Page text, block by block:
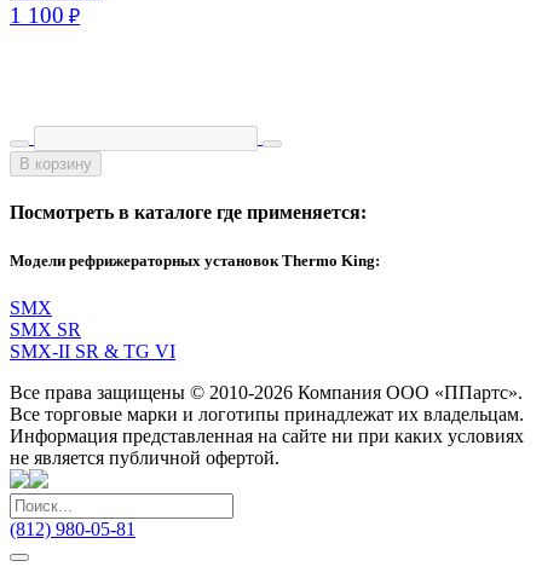
1 100 ₽
В корзину
Посмотреть в каталоге где применяется:
Модели рефрижераторных установок Thermo King:
SMX
SMX SR
SMX-II SR & TG VI
Все права защищены © 2010-2026 Компания ООО «ППартс».
Все торговые марки и логотипы принадлежат их владельцам.
Информация представленная на сайте ни при каких условиях
не является публичной офертой.
(812) 980-05-81